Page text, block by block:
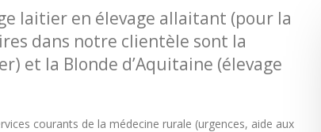
laitier en élevage allaitant (pour la
dans notre clientèle sont la
et la Blonde d’Aquitaine (élevage
courants de la médecine rurale (urgences, aide aux